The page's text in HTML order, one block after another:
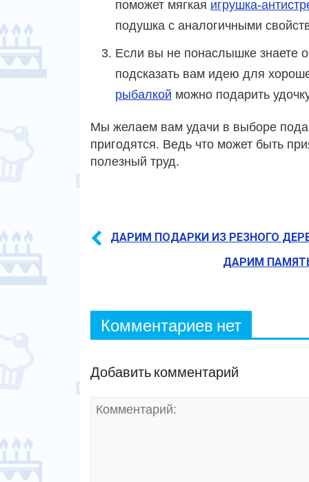
поможет мягкая игрушка-
подушка с аналогичными
Если вы не понаслышке знаете
подсказать вам идею для
рыбалкой можно подарить
Мы желаем вам удачи в выборе
пригодятся. Ведь что может быть
полезный труд.
ДАРИМ ПОДАРКИ ИЗ РЕЗНОГО
ДАРИМ
Комментариев нет
Добавить комментарий